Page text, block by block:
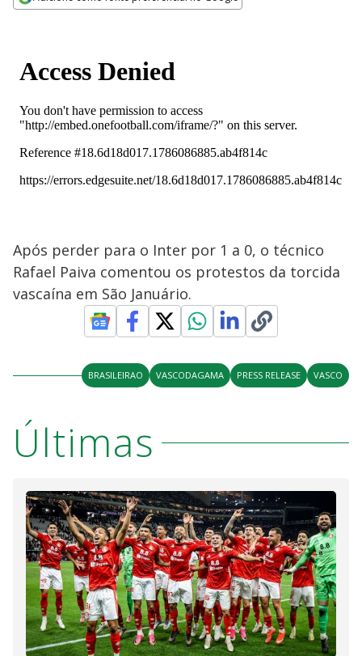
Após perder para o Inter por 1 a 0, o técnico
Rafael Paiva comentou os protestos da torcida
vascaína em São Januário.
BRASILEIRAO VASCODAGAMA PRESS RELEASE VASCO
Últimas